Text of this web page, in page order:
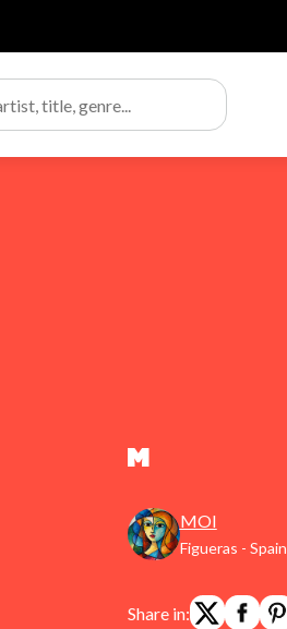
M
MOI
Figueras - Spain
Share in: